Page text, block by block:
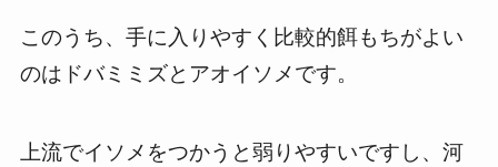
このうち、手に入りやすく比較的餌もちがよい
のはドバミミズとアオイソメです。
上流でイソメをつかうと弱りやすいですし、河